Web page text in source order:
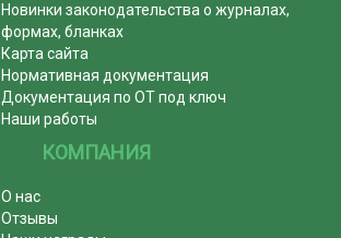
Новинки законодательства о журналах,
формах, бланках
Карта сайта
Нормативная документация
Документация по ОТ под ключ
Наши работы
КОМПАНИЯ
О нас
Отзывы